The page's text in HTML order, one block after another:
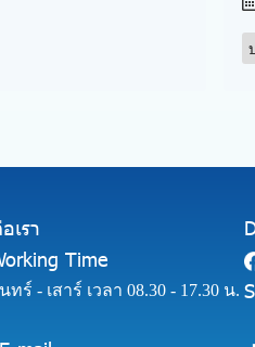
เรา
Time
ทร์ - เสาร์ เวลา 08.30 - 17.30 น.